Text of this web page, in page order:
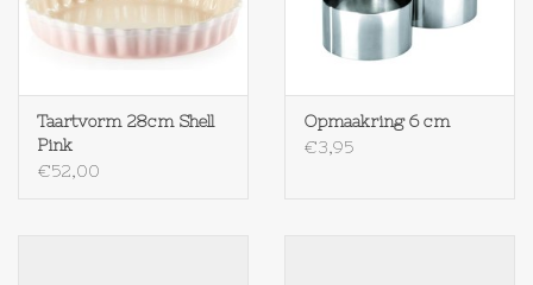
Taartvorm 28cm Shell
Pink
€52,00
Opmaakring 6 cm
€3,95